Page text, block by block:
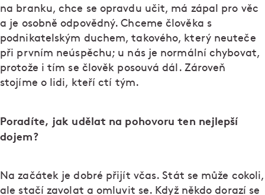
na branku, chce se opravdu učit, má zápal pro věc
a je osobně odpovědný. Chceme člověka s
podnikatelským duchem, takového, který neuteče
při prvním neúspěchu; u nás je normální chybovat,
protože i tím se člověk posouvá dál. Zároveň
stojíme o lidi, kteří ctí tým.
Poradíte, jak udělat na pohovoru ten nejlepší
dojem?
Na začátek je dobré přijít včas. Stát se může cokoli,
ale stačí zavolat a omluvit se. Když někdo dorazí se